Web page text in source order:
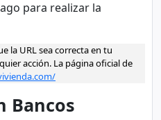
para realizar la
la URL sea correcta en tu
acción. La página oficial de
Bancos